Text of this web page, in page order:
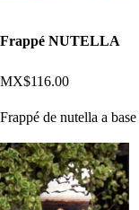
Frappé NUTELLA
MX$116.00
Frappé de nutella a